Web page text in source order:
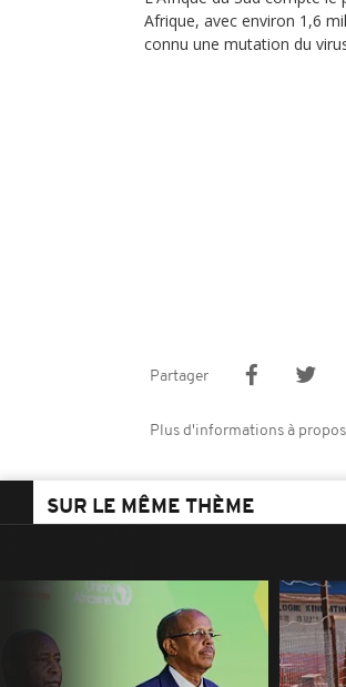
Afrique, avec environ 1,6
connu une mutation du
Partager
Plus d'informations à
SUR LE MÊME THÈME